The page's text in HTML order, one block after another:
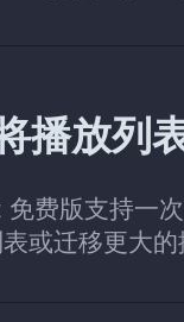
播放列
费版支持一
或迁移更大的